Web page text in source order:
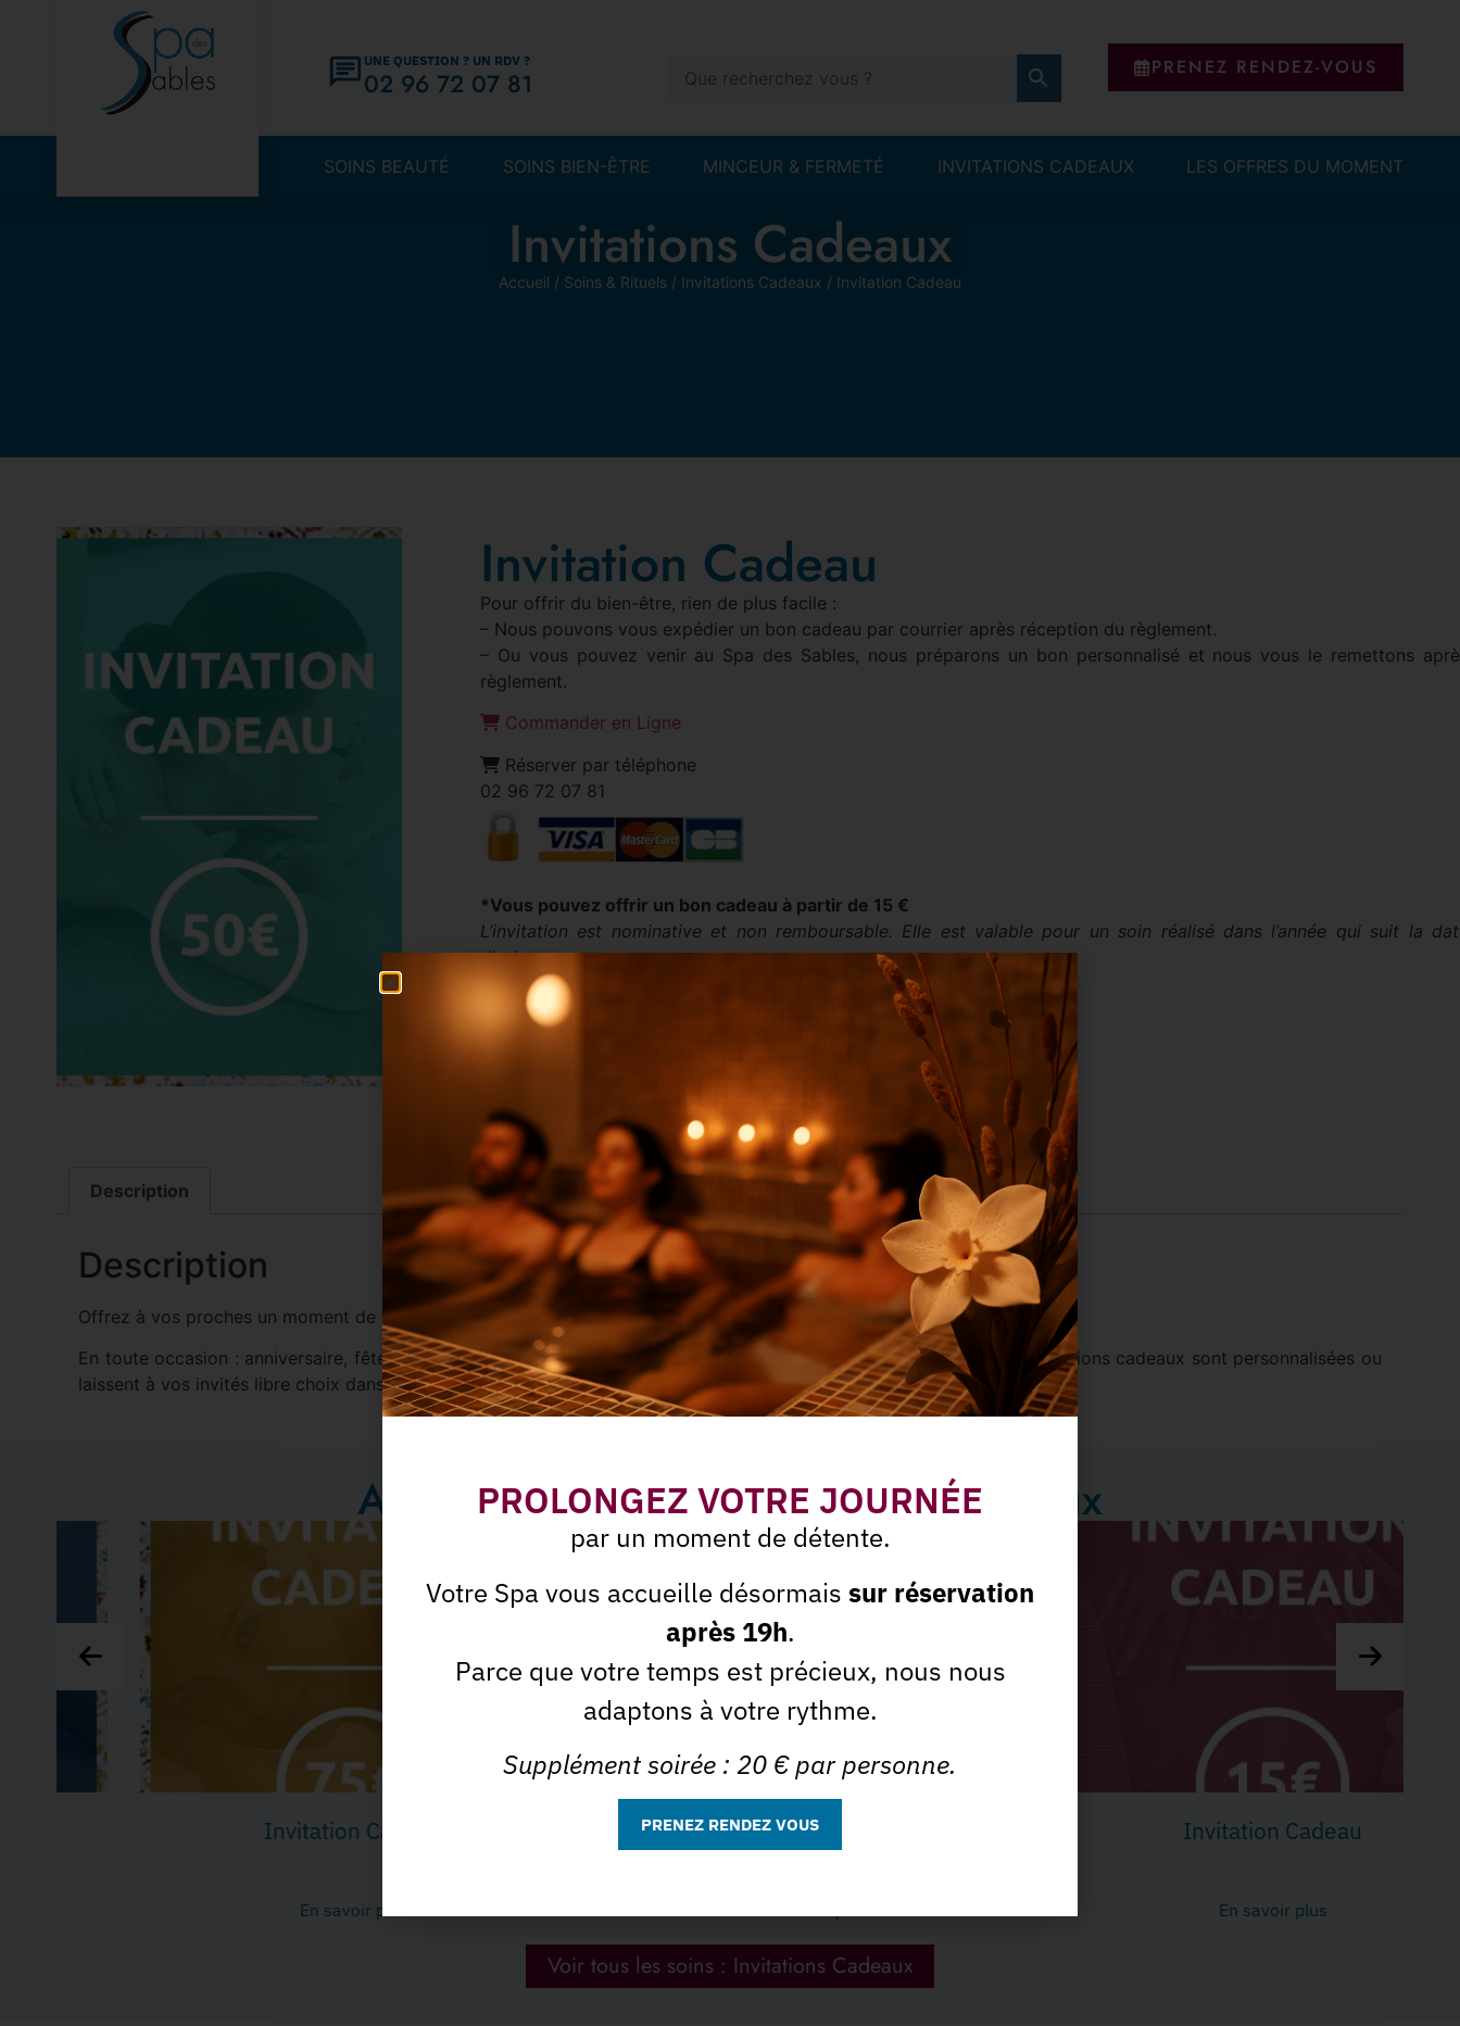
UNE QUESTION ? UN RDV ?
02 96 72 07 81 PRENEZ RENDEZ-VOUS
SOINS BEAUTÉ SOINS BIEN-ÊTRE MINCEUR & FERMETÉ INVITATIONS CADEAUX LES OFFRES DU MOMENT
Invitations Cadeaux
Accueil / Soins & Rituels / Invitations Cadeaux / Invitation Cadeau
Invitation Cadeau
Pour offrir du bien-être, rien de plus facile :
– Nous pouvons vous expédier un bon cadeau par courrier après réception du règlement.
– Ou vous pouvez venir au Spa des Sables, nous préparons un bon personnalisé et nous vous le remettons
règlement.
Commander en Ligne
Réserver par téléphone
02 96 72 07 81
*Vous pouvez offrir un bon cadeau à partir de 15 €
L’invitation est nominative et non remboursable. Elle est valable pour un soin réalisé dans l’année qui suit la
d’achat.
50,00€
Description
Description
Offrez à vos proches un moment de bien-être et de détente au spa des sables.
En toute occasion : anniversaire, fête, Noël, fête des mères, fête des pères, Saint Valentin, départ en retraite. Les invitations cadeaux sont personnalisées ou
laissent à vos invités libre choix dans le menu des soins en fonction du budget offert.
A découvrir dans :Invitations Cadeaux
Invitation Cadeau
En savoir plus
Invitation Cadeau Invitation Cadeau
En savoir plus
Invitations Cadeaux
PROLONGEZ VOTRE JOURNÉE
par un moment de détente.
Votre Spa vous accueille désormais sur réservation
après 19h.
Parce que votre temps est précieux, nous nous
adaptons à votre rythme.
Supplément soirée : 20 € par personne.
PRENEZ RENDEZ VOUS